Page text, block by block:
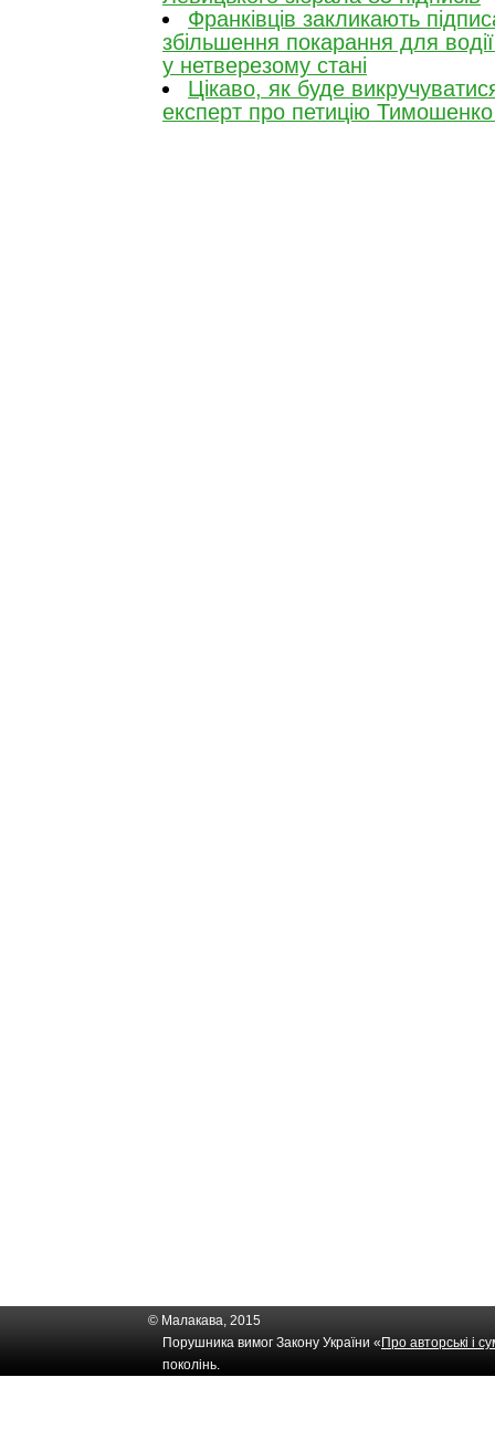
Франківців закликають
збільшення покарання для
у нетверезому стані
Цікаво, як буде
експерт про петицію Тимошенко
© Малакава, 2015
Порушника вимог Закону України « Про авторські і
поколінь.